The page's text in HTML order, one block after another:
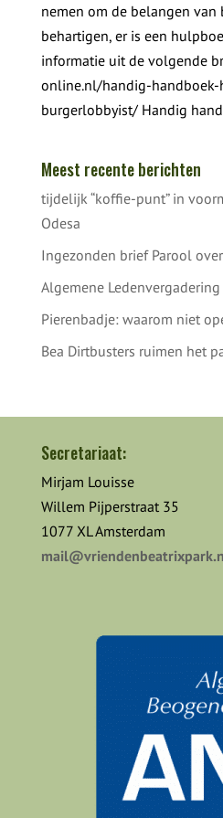
nemen om de belangen
behartigen, er is een
informatie uit de volgende
online.nl/handig-handboek-
burgerlobbyist/ Handig
Meest recente berichten
tijdelijk “koffie-punt” in
Odesa
Ingezonden brief Parool
Algemene
Pierenbadje: waarom niet
Bea Dirtbusters ruimen het
Secretariaat:
Mirjam Louisse
Willem Pijperstraat 35
1077 XL Amsterdam